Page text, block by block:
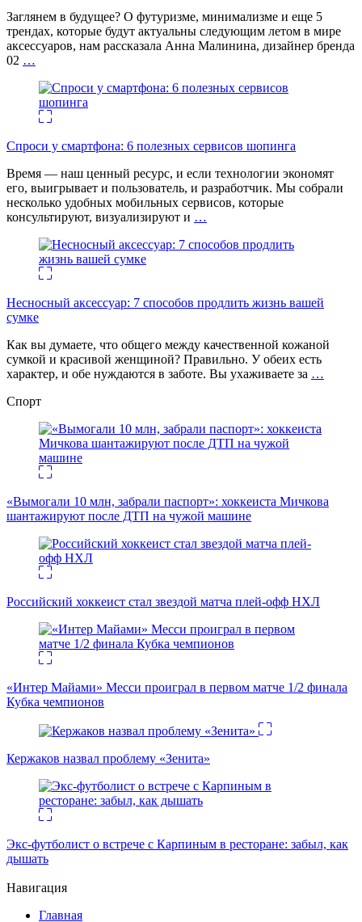
Заглянем в будущее? О футуризме, минимализме и еще 5
трендах, которые будут актуальны следующим летом в мире
аксессуаров, нам рассказала Анна Малинина, дизайнер бренда
02 …
Спроси у смартфона: 6 полезных cервисов шопинга
Время — наш ценный ресурс, и если технологии экономят
его, выигрывает и пользователь, и разработчик. Мы собрали
несколько удобных мобильных сервисов, которые
консультируют, визуализируют и …
Несносный аксессуар: 7 способов продлить жизнь вашей
сумке
Как вы думаете, что общего между качественной кожаной
сумкой и красивой женщиной? Правильно. У обеих есть
характер, и обе нуждаются в заботе. Вы ухаживаете за …
Спорт
«Вымогали 10 млн, забрали паспорт»: хоккеиста Мичкова
шантажируют после ДТП на чужой машине
Российский хоккеист стал звездой матча плей-офф НХЛ
«Интер Майами» Месси проиграл в первом матче 1/2 финала
Кубка чемпионов
Кержаков назвал проблему «Зенита»
Экс-футболист о встрече с Карпиным в ресторане: забыл, как
дышать
Навигация
Главная